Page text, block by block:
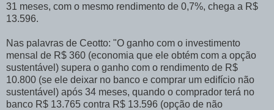
31 meses, com o mesmo rendimento de 0,7%, chega a R$
13.596.
Nas palavras de Ceotto: "O ganho com o investimento
mensal de R$ 360 (economia que ele obtém com a opção
sustentável) supera o ganho com o rendimento de R$
10.800 (se ele deixar no banco e comprar um edifício não
sustentável) após 34 meses, quando o comprador terá no
banco R$ 13.765 contra R$ 13.596 (opção de não